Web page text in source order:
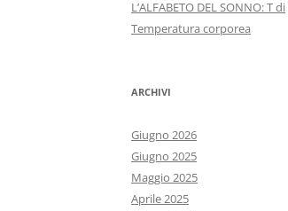
L’ALFABETO DEL SONNO: T di
Temperatura corporea
ARCHIVI
Giugno 2026
Giugno 2025
Maggio 2025
Aprile 2025